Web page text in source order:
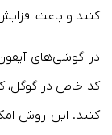
کنند و باعث
در گوشی‌های
کد خاص در گوگل،
کنند. این روش